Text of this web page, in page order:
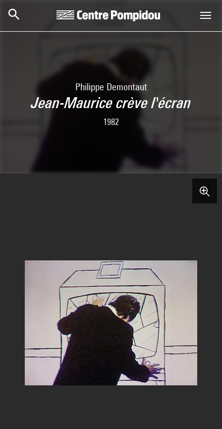
Philippe Demontaut
Jean-Maurice crève l'écran
1982